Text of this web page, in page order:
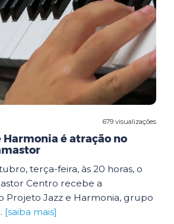
679 visualizações
Harmonia é atração no
terça-feira, às 20 horas, o
Centro recebe a
Projeto Jazz e Harmonia, grupo
[saiba mais]